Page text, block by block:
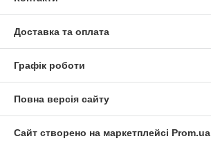
Доставка та оплата
Графік роботи
Повна версія сайту
Сайт створено на маркетплейсі Prom.ua